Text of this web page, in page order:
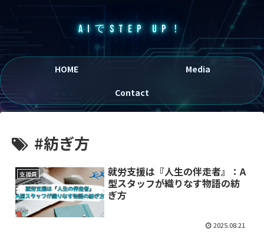
AIでSTEP UP！
HOME
Media
Contact
#紡ぎ方
支援員
就労支援は『人生の伴走者』：A
型スタッフが織りなす物語の紡
ぎ方
2025.08.21